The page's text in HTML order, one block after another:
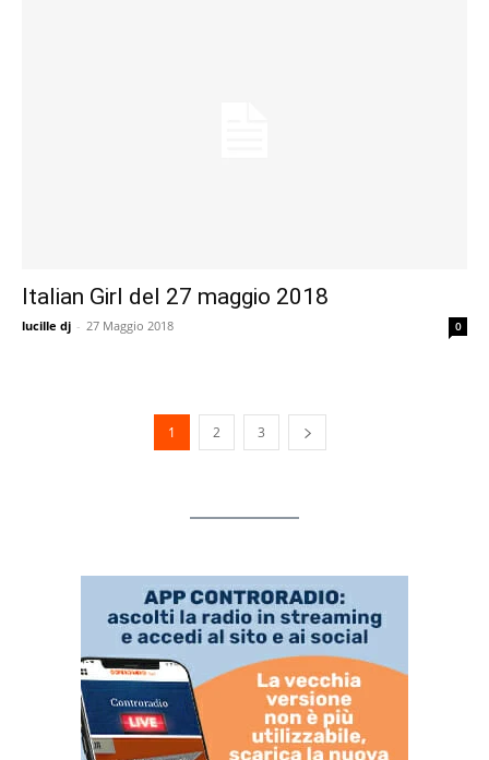
Italian Girl del 27 maggio 2018
lucille dj - 27 Maggio 2018 0
1 2 3